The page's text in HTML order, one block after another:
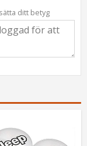
ditt betyg